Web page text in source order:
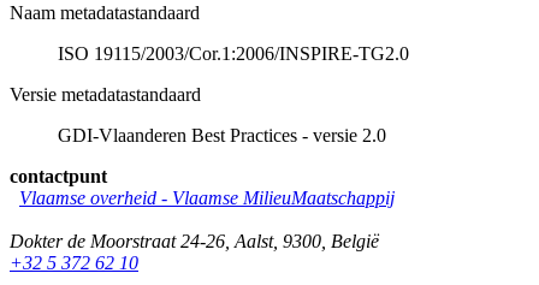
Naam metadatastandaard
ISO 19115/2003/Cor.1:2006/INSPIRE-TG2.0
Versie metadatastandaard
GDI-Vlaanderen Best Practices - versie 2.0
contactpunt
Vlaamse overheid - Vlaamse MilieuMaatschappij
Dokter de Moorstraat 24-26 Aalst, 9300 België
+32 5 372 62 10